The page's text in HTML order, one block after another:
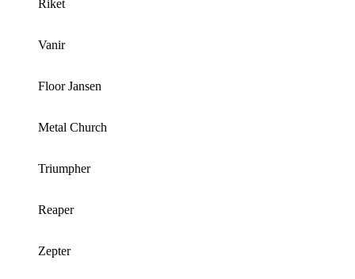
Riket
Vanir
Floor Jansen
Metal Church
Triumpher
Reaper
Zepter